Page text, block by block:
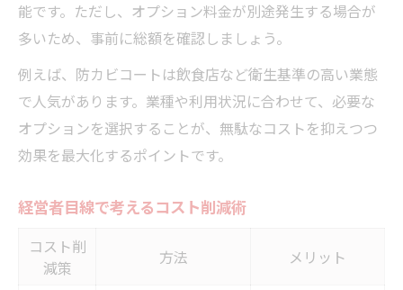
能です。ただし、オプション料金が別途発生する場合が
多いため、事前に総額を確認しましょう。
例えば、防カビコートは飲食店など衛生基準の高い業態
で人気があります。業種や利用状況に合わせて、必要な
オプションを選択することが、無駄なコストを抑えつつ
効果を最大化するポイントです。
経営者目線で考えるコスト削減術
コスト削
減策
方法 メリット